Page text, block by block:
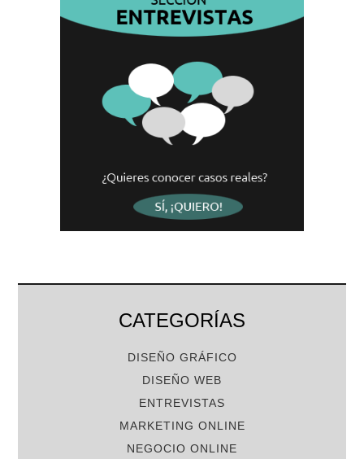
CATEGORÍAS
DISEÑO GRÁFICO
DISEÑO WEB
ENTREVISTAS
MARKETING ONLINE
NEGOCIO ONLINE